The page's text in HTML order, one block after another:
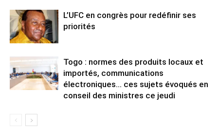
L’UFC en congrès pour redéfinir ses
priorités
Togo : normes des produits locaux et
importés, communications
électroniques… ces sujets évoqués en
conseil des ministres ce jeudi